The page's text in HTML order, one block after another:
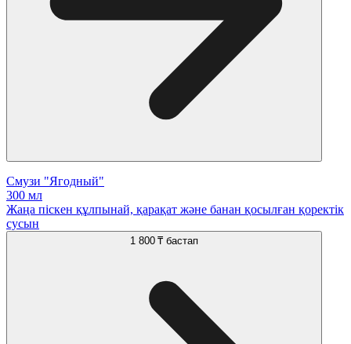
Смузи "Ягодный"
300 мл
Жаңа піскен құлпынай, қарақат және банан қосылған қоректік
сусын
1 800 ₸ бастап